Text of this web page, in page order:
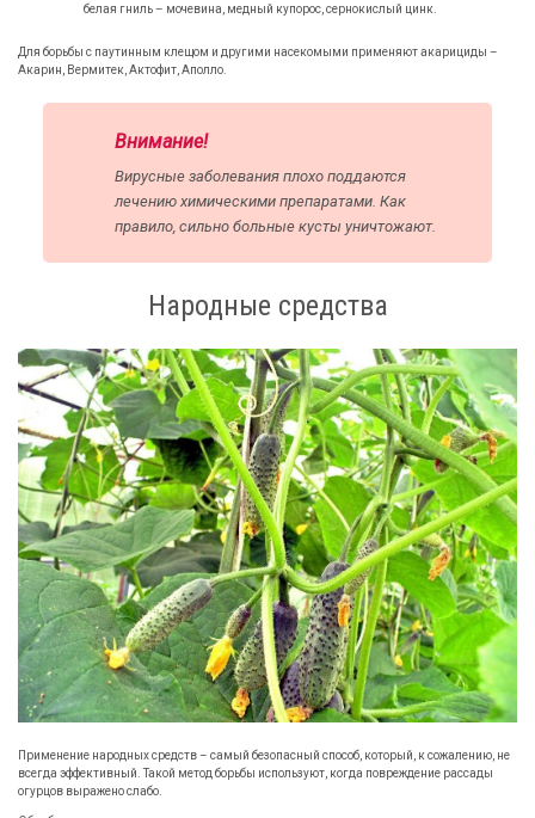
белая гниль – мочевина, медный купорос, сернокислый цинк.
Для борьбы с паутинным клещом и другими насекомыми применяют акарициды –
Акарин, Вермитек, Актофит, Аполло.
Внимание!
Вирусные заболевания плохо поддаются
лечению химическими препаратами. Как
правило, сильно больные кусты уничтожают.
Народные средства
Применение народных средств – самый безопасный способ, который, к сожалению, не
всегда эффективный. Такой метод борьбы используют, когда повреждение рассады
огурцов выражено слабо.